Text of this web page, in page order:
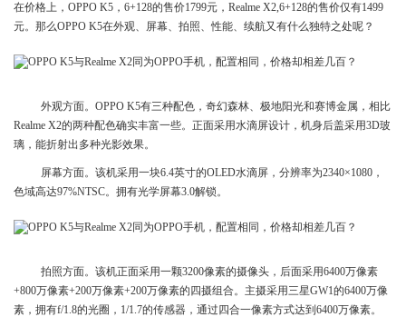
在价格上，OPPO K5，6+128的售价1799元，Realme X2,6+128的售价仅有1499
元。那么OPPO K5在外观、屏幕、拍照、性能、续航又有什么独特之处呢？
外观方面。OPPO K5有三种配色，奇幻森林、极地阳光和赛博金属，相比
Realme X2的两种配色确实丰富一些。正面采用水滴屏设计，机身后盖采用3D玻
璃，能折射出多种光影效果。
屏幕方面。该机采用一块6.4英寸的OLED水滴屏，分辨率为2340×1080，
色域高达97%NTSC。拥有光学屏幕3.0解锁。
拍照方面。该机正面采用一颗3200像素的摄像头，后面采用6400万像素
+800万像素+200万像素+200万像素的四摄组合。主摄采用三星GW1的6400万像
素，拥有f/1.8的光圈，1/1.7的传感器，通过四合一像素方式达到6400万像素。